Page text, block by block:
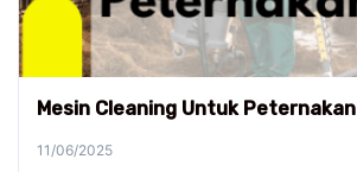
Mesin Cleaning Untuk Peternakan
11/06/2025